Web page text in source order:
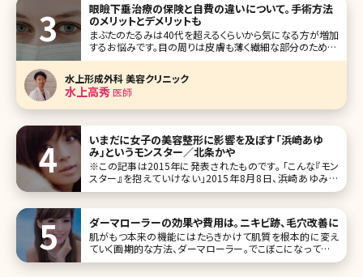
眼瞼下垂治療の保険と自費の違いについて。手術方法
のメリットとデメリットも
まぶたのたるみは40代を超えるくらいから気になる方が増加
するお悩みです。目の周りは皮膚も薄く繊細な部分のため、く
すみなどのお悩みをよくお聞きしますが、その中でも特に目
が開けづらくなってきた、目元がたるんでとても老けて見える
とのお悩みがとても多いです。 特に40代からだんだんとまぶ
たが重くなった
水上形成外科 美容クリニック
水上高秀医師
いまだに女子の美容整形に影響を及ぼす「浜崎あゆ
み」というモンスター／北条かや
※この記事は2015年に発表されたものです。 「こんな『モン
スター』を抱えていけない」――2015年8月8日、浜崎あゆみが
NHK総合の番組「SONGS」に出演し、人気絶頂だった20歳前
ダーマローラーの効果や費用は。ニキビ跡、毛穴改善に
肌がもつ本来の機能にはたらきかけて肌質を根本的に変え
ていく画期的な方法、ダーマローラー。でこぼこになっている
ニキビ跡や開いた毛穴といった化粧品を使ったケアでは解消